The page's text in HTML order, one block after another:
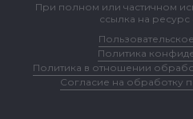
При полном или частичном
ссылка на ресурс
Политика
Политика в отношении
Согласие на обработку